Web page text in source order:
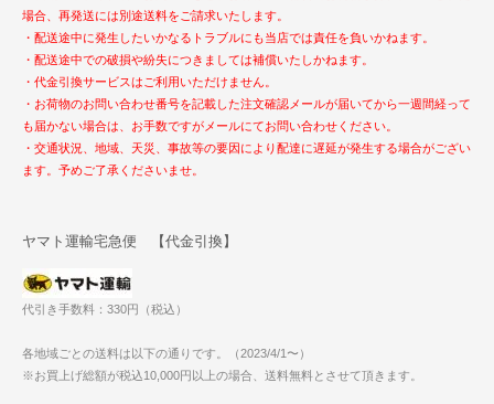
場合、再発送には別途送料をご請求いたします。
・配送途中に発生したいかなるトラブルにも当店では責任を負いかねます。
・配送途中での破損や紛失につきましては補償いたしかねます。
・代金引換サービスはご利用いただけません。
・お荷物のお問い合わせ番号を記載した注文確認メールが届いてから一週間経って
も届かない場合は、お手数ですがメールにてお問い合わせください。
・交通状況、地域、天災、事故等の要因により配達に遅延が発生する場合がござい
ます。予めご了承くださいませ。
ヤマト運輸宅急便 【代金引換】
代引き手数料：330円（税込）
各地域ごとの送料は以下の通りです。（2023/4/1〜）
※お買上げ総額が税込10,000円以上の場合、送料無料とさせて頂きます。